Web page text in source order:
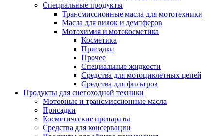
Специальные продукты
Трансмиссионные масла для мототехники
Масла для вилок и демпферов
Мотохимия и мотокосметика
Косметика
Присадки
Прочее
Специальные жидкости
Средства для мотоциклетных цепей
Средства для фильтров
Продукты для снегоходной техники
Моторные и трансмиссионные масла
Присадки
Косметические препараты
Средства для консервации